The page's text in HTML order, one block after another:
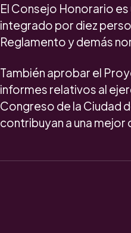
El Consejo Honorario
integrado por diez
Reglamento y demás
También aprobar el
informes relativos al
Congreso de la Ciudad
contribuyan a una